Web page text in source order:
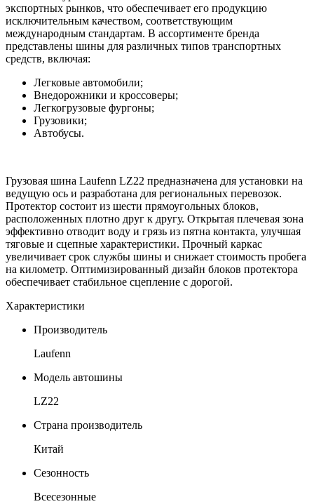
экспортных рынков, что обеспечивает его продукцию
исключительным качеством, соответствующим
международным стандартам. В ассортименте бренда
представлены шины для различных типов транспортных
средств, включая:
Легковые автомобили;
Внедорожники и кроссоверы;
Легкогрузовые фургоны;
Грузовики;
Автобусы.
Грузовая шина Laufenn LZ22 предназначена для установки на
ведущую ось и разработана для региональных перевозок.
Протектор состоит из шести прямоугольных блоков,
расположенных плотно друг к другу. Открытая плечевая зона
эффективно отводит воду и грязь из пятна контакта, улучшая
тяговые и сцепные характеристики. Прочный каркас
увеличивает срок службы шины и снижает стоимость пробега
на километр. Оптимизированный дизайн блоков протектора
обеспечивает стабильное сцепление с дорогой.
Характеристики
Производитель
Laufenn
Модель автошины
LZ22
Страна производитель
Китай
Сезонность
Всесезонные